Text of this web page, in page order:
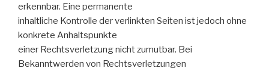
erkennbar. Eine permanente
inhaltliche Kontrolle der verlinkten Seiten ist jedoch ohne
konkrete Anhaltspunkte
einer Rechtsverletzung nicht zumutbar. Bei
Bekanntwerden von Rechtsverletzungen